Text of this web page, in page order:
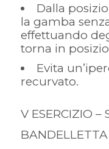
Dalla
la gamba
effettuando
torna in
Evita
recurvato.
V ESERCIZIO –